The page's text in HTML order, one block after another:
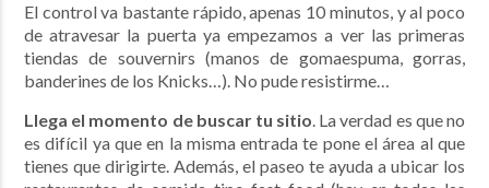
El control va bastante rápido, apenas 10 minutos, y al poco
de atravesar la puerta ya empezamos a ver las primeras
tiendas de souvernirs (manos de gomaespuma, gorras,
banderines de los Knicks…). No pude resistirme…
Llega el momento de buscar tu sitio. La verdad es que no
es difícil ya que en la misma entrada te pone el área al que
tienes que dirigirte. Además, el paseo te ayuda a ubicar los